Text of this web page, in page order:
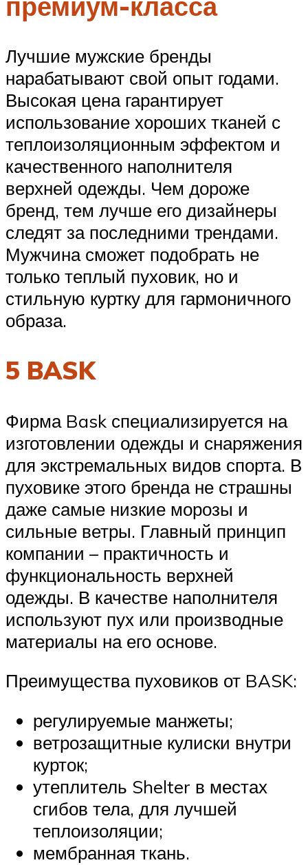
Лучшие мужские бренды
нарабатывают свой опыт годами.
Высокая цена гарантирует
использование хороших тканей с
теплоизоляционным эффектом и
качественного наполнителя
верхней одежды. Чем дороже
бренд, тем лучше его дизайнеры
следят за последними трендами.
Мужчина сможет подобрать не
только теплый пуховик, но и
стильную куртку для гармоничного
образа.
5 BASK
Фирма Bask специализируется на
изготовлении одежды и снаряжения
для экстремальных видов спорта. В
пуховике этого бренда не страшны
даже самые низкие морозы и
сильные ветры. Главный принцип
компании – практичность и
функциональность верхней
одежды. В качестве наполнителя
используют пух или производные
материалы на его основе.
Преимущества пуховиков от BASK:
регулируемые манжеты;
ветрозащитные кулиски внутри
курток;
утеплитель Shelter в местах
сгибов тела, для лучшей
теплоизоляции;
мембранная ткань.